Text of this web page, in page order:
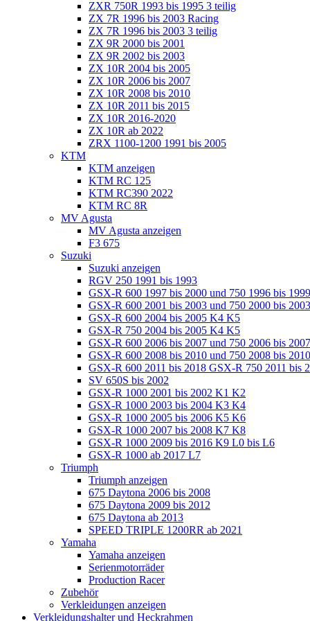
ZXR 750R 1993 bis 1995 3 teilig
ZX 7R 1996 bis 2003 Racing
ZX 7R 1996 bis 2003 3 teilig
ZX 9R 2000 bis 2001
ZX 9R 2002 bis 2003
ZX 10R 2004 bis 2005
ZX 10R 2006 bis 2007
ZX 10R 2008 bis 2010
ZX 10R 2011 bis 2015
ZX 10R 2016-2020
ZX 10R ab 2022
ZRX 1100-1200 1991 bis 2005
KTM
KTM anzeigen
KTM RC 125
KTM RC390 2022
KTM RC 8R
MV Agusta
MV Agusta anzeigen
F3 675
Suzuki
Suzuki anzeigen
RGV 250 1991 bis 1993
GSX-R 600 1997 bis 2000 und 750 1996 bis 1999
GSX-R 600 2001 bis 2003 und 750 2000 bis
GSX-R 600 2004 bis 2005 K4 K5
GSX-R 750 2004 bis 2005 K4 K5
GSX-R 600 2006 bis 2007 und 750 2006 bis
GSX-R 600 2008 bis 2010 und 750 2008 bis
GSX-R 600 2011 bis 2018 GSX-R 750 2011 bis
SV 650S bis 2002
GSX-R 1000 2001 bis 2002 K1 K2
GSX-R 1000 2003 bis 2004 K3 K4
GSX-R 1000 2005 bis 2006 K5 K6
GSX-R 1000 2007 bis 2008 K7 K8
GSX-R 1000 2009 bis 2016 K9 L0 bis L6
GSX-R 1000 ab 2017 L7
Triumph
Triumph anzeigen
675 Daytona 2006 bis 2008
675 Daytona 2009 bis 2012
675 Daytona ab 2013
SPEED TRIPLE 1200RR ab 2021
Yamaha
Yamaha anzeigen
Serienmotorräder
Production Racer
Zubehör
Verkleidungen anzeigen
Verkleidungshalter und Heckrahmen